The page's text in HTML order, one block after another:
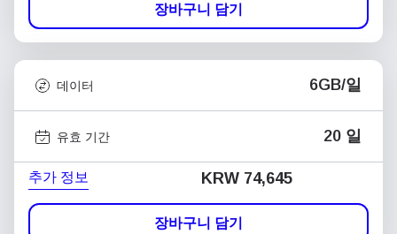
장바구니 담기
데이터 6GB/일
유효 기간 20 일
추가 정보 KRW 74,645
장바구니 담기